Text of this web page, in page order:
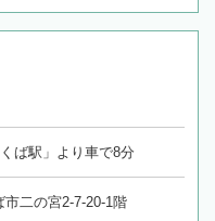
ば駅」より車で8分
二の宮2-7-20-1階